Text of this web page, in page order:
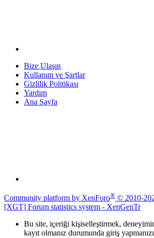
Bize Ulaşın
Kullanım ve Şartlar
Gizlilik Politikası
Yardım
Ana Sayfa
Community platform by XenForo® © 2010-
[XGT] Forum statistics system - XenGenTr
Bu site, içeriği kişiselleştirmek,
kayıt olmanız durumunda giriş